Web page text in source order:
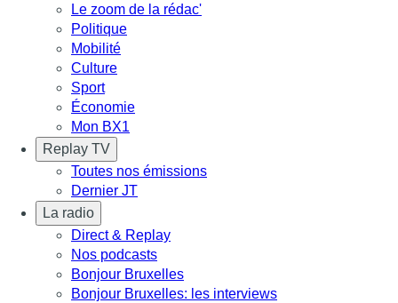
Le zoom de la rédac'
Politique
Mobilité
Culture
Sport
Économie
Mon BX1
Replay TV
Toutes nos émissions
Dernier JT
La radio
Direct & Replay
Nos podcasts
Bonjour Bruxelles
Bonjour Bruxelles: les interviews